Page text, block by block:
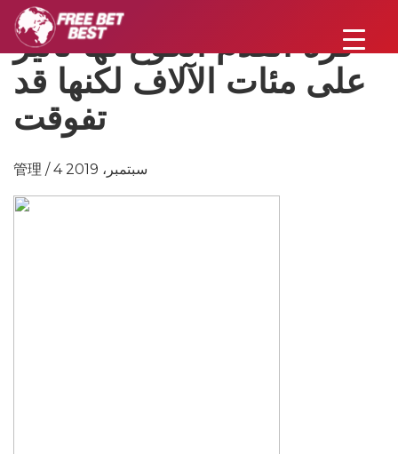
كرة القدم الكوع لها تأثير
على مئات الآلاف لكنها قد
تفوقت
管理 / 4 سبتمبر، 2019